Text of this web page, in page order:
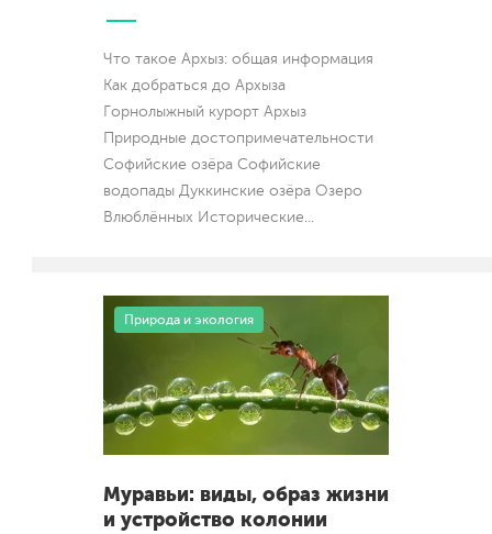
Что такое Архыз: общая информация
Как добраться до Архыза
Горнолыжный курорт Архыз
Природные достопримечательности
Софийские озёра Софийские
водопады Дуккинские озёра Озеро
Влюблённых Исторические
Природа и экология
Муравьи: виды, образ жизни
и устройство колонии